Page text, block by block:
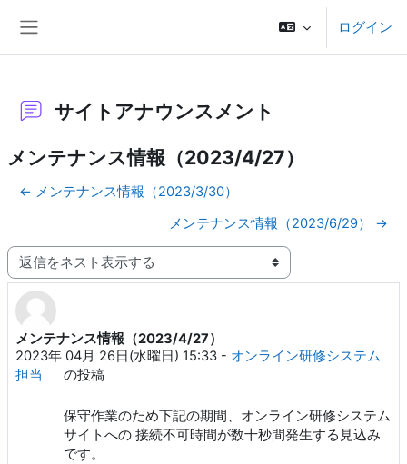
ログイン
サイトアナウンスメント
メンテナンス情報（2023/4/27）
← メンテナンス情報（2023/3/30）
メンテナンス情報（2023/6/29） →
表示モード
メンテナンス情報（2023/4/27）
2023年 04月 26日(水曜日) 15:33 - オンライン研修システム
担当
の投稿
返信数: 0
保守作業のため下記の期間、オンライン研修システム
サイトへの 接続不可時間が数十秒間発生する見込み
です。